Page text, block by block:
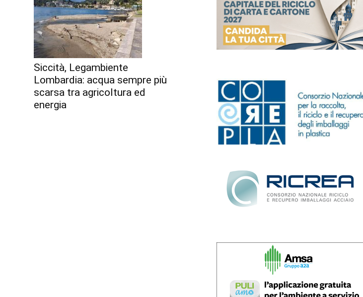
Siccità, Legambiente
Lombardia: acqua sempre più
scarsa tra agricoltura ed
energia